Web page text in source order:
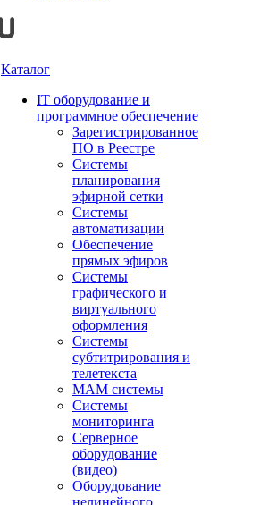
Каталог
IT оборудование и
программное обеспечение
Зарегистрированное
ПО в Реестре
Системы
планирования
эфирной сетки
Системы
автоматизации
Обеспечение
прямых эфиров
Системы
графического и
виртуального
оформления
Системы
субтитрирования и
телетекста
MAM системы
Системы
мониторинга
Серверное
оборудование
(видео)
Оборудование
нелинейного